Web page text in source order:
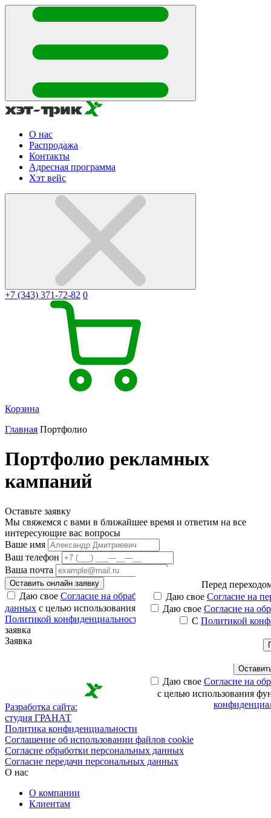
О нас
Распродажа
Контакты
Адресная программа
Хэт вейс
+7 (343) 371-72-82 0
Корзина
Главная Портфолио
Портфолио рекламных
кампаний
Оставьте заявку
Мы свяжемся с вами в ближайшее время и ответим на все
интересующие вас вопросы
Ваше имя
Ваш телефон
Ваша почта
Оставить онлайн заявку
Даю свое Согласие на обработку моих персональных
данных с целью использования функционала сайта
С
Политикой конфиденциальности
ознакомлен
заявка
Заявка
Разработка сайта:
студия ГРАНАТ
Политика конфиденциальности
Соглашение об использовании файлов cookie
Согласие обработки персональных данных
Согласие передачи персональных данных
О нас
О компании
Клиентам
Наши менеджеры
Мы свяжемся с вами в
Даю свое Согласие на
с целью использования
Перед
Даю свое Согласие на
Даю свое Согласие на
С Политикой